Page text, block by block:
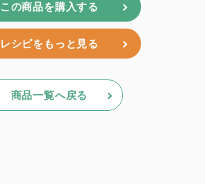
この商品を購入する
レシピをもっと見る
商品一覧へ戻る